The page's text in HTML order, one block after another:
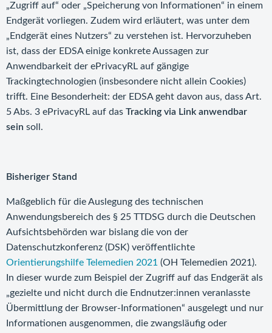
„Zugriff auf“ oder „Speicherung von Informationen“ in einem
Endgerät vorliegen. Zudem wird erläutert, was unter dem
„Endgerät eines Nutzers“ zu verstehen ist. Hervorzuheben
ist, dass der EDSA einige konkrete Aussagen zur
Anwendbarkeit der ePrivacyRL auf gängige
Trackingtechnologien (insbesondere nicht allein Cookies)
trifft. Eine Besonderheit: der EDSA geht davon aus, dass Art.
5 Abs. 3 ePrivacyRL auf das Tracking via Link anwendbar
sein soll.
Bisheriger Stand
Maßgeblich für die Auslegung des technischen
Anwendungsbereich des § 25 TTDSG durch die Deutschen
Aufsichtsbehörden war bislang die von der
Datenschutzkonferenz (DSK) veröffentlichte
Orientierungshilfe Telemedien 2021 (OH Telemedien 2021).
In dieser wurde zum Beispiel der Zugriff auf das Endgerät als
„gezielte und nicht durch die Endnutzer:innen veranlasste
Übermittlung der Browser-Informationen“ ausgelegt und nur
Informationen ausgenommen, die zwangsläufig oder